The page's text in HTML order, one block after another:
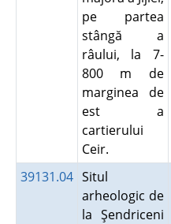
pe partea
stângă a
râului, la 7-
800 m de
marginea de
est a
cartierului
Ceir.
39131.04 Situl
arheologic de
la Şendriceni